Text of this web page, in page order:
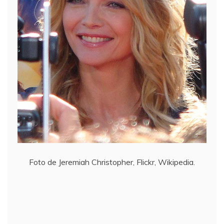
Foto de Jeremiah Christopher, Flickr, Wikipedia.